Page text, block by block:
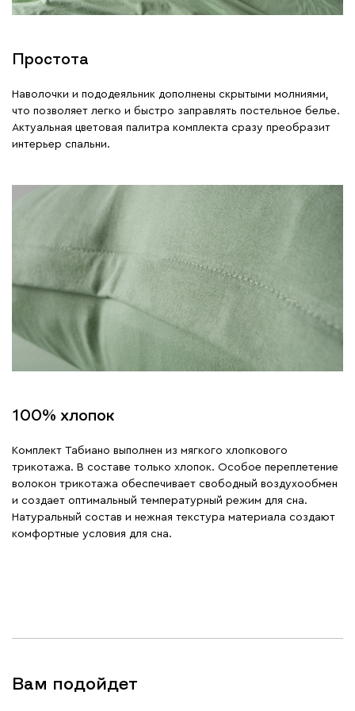
Простота
Наволочки и пододеяльник дополнены скрытыми молниями,
что позволяет легко и быстро заправлять постельное белье.
Актуальная цветовая палитра комплекта сразу преобразит
интерьер спальни.
100% хлопок
Комплект Табиано выполнен из мягкого хлопкового
трикотажа. В составе только хлопок. Особое переплетение
волокон трикотажа обеспечивает свободный воздухообмен
и создает оптимальный температурный режим для сна.
Натуральный состав и нежная текстура материала создают
комфортные условия для сна.
Вам подойдет